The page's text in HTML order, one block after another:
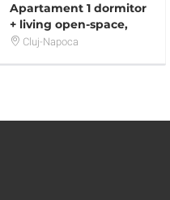
Apartament 1 dormitor
+ living open-space,
bloc nou, parcare,
Cluj-Napoca